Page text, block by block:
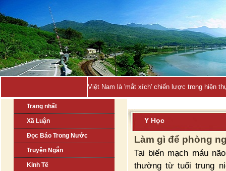
Việt Nam là 'mắt xích' chiến lược trong hiện
Trang nhất
Xã Luận
Đọc Báo Trong Nước
Truyện Ngắn
Kinh Tế
Y Học
Làm gì để phòng
Tai biến mạch máu
thường từ tuổi trung